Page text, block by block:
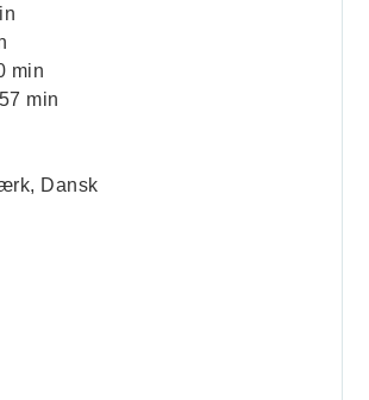
minutter
min
57 minutter
min
Dansk